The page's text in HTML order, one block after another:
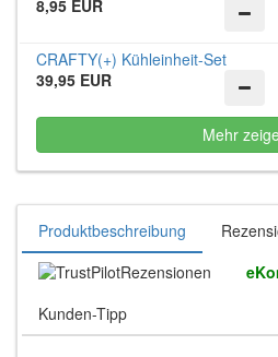
8,95 EUR
CRAFTY(+) Kühleinheit-Set
39,95 EUR
Mehr
Produktbeschreibung
Rezensionen
Kunden-Tipp